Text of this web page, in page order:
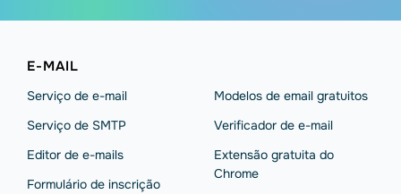
E-MAIL
Serviço de e-mail
Serviço de SMTP
Editor de e-mails
Formulário de inscrição
Modelos de email gratuitos
Verificador de e-mail
Extensão gratuita do
Chrome